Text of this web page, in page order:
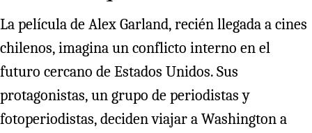
La película de Alex Garland, recién llegada a cines
chilenos, imagina un conflicto interno en el
futuro cercano de Estados Unidos. Sus
protagonistas, un grupo de periodistas y
fotoperiodistas, deciden viajar a Washington a